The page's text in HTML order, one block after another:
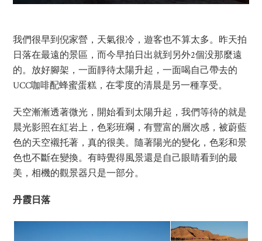
我們很早到倪家營，天氣很冷，遊客也不算太多。昨天拍
日落在最遠的景區，而今早拍日出就到另外2個没那麼遠
的。放好腳架，一面靜待太陽升起，一面喝自己帶去的
UCC咖啡配蜂蜜蛋糕，在零度的清晨是另一種享受。
天空漸漸透著微光，開始看到太陽升起，我們等待的就是
晨光影照在紅岩上，色彩班斕，有豐富的層次感，被蔚藍
色的天空襯托著，真的很美。隨著陽光的變化，色彩和景
色也不斷在變換。有時覺得風景還是自己眼睛看到的最
美，相機的觀景器只是一部分。
丹霞日落